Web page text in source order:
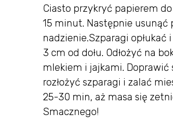
Ciasto przykryć papierem
15 minut. Następnie usunąć
nadzienie.Szparagi opłukać
3 cm od dołu. Odłożyć na
mlekiem i jajkami. Doprawić
rozłożyć szparagi i zalać
25-30 min, aż masa się
Smacznego!